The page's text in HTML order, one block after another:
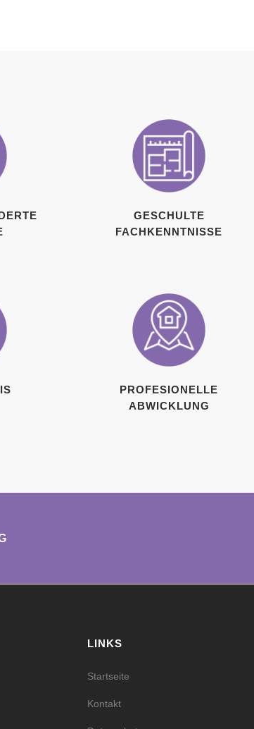
A
GESCHULTE
FACHKENNTNISSE
PROFESIONELLE
ABWICKLUNG
LINKS
Startseite
Kontakt